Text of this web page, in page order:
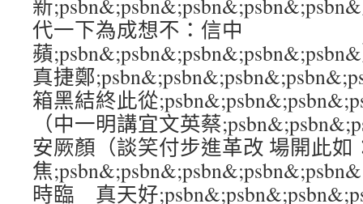
新
代一下為成想不：信中
蘋
真捷鄭
箱黑結終此從
（中一明講宜文英蔡
安厥顏（談笑付步進革改 場開此如
焦
時臨 真天好